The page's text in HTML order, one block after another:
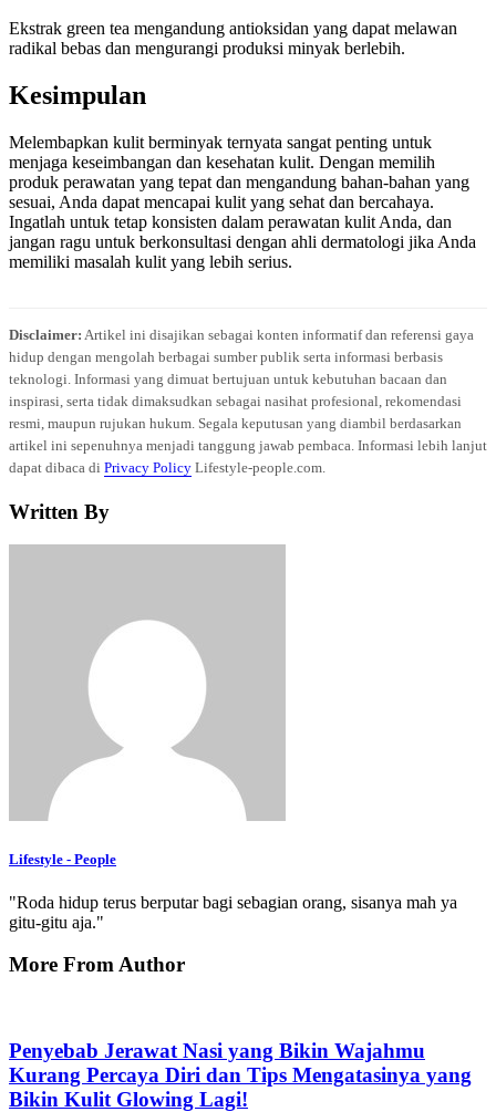
Ekstrak green tea mengandung antioksidan yang dapat melawan
radikal bebas dan mengurangi produksi minyak berlebih.
Kesimpulan
Melembapkan kulit berminyak ternyata sangat penting untuk
menjaga keseimbangan dan kesehatan kulit. Dengan memilih
produk perawatan yang tepat dan mengandung bahan-bahan yang
sesuai, Anda dapat mencapai kulit yang sehat dan bercahaya.
Ingatlah untuk tetap konsisten dalam perawatan kulit Anda, dan
jangan ragu untuk berkonsultasi dengan ahli dermatologi jika Anda
memiliki masalah kulit yang lebih serius.
Disclaimer: Artikel ini disajikan sebagai konten informatif dan referensi gaya
hidup dengan mengolah berbagai sumber publik serta informasi berbasis
teknologi. Informasi yang dimuat bertujuan untuk kebutuhan bacaan dan
inspirasi, serta tidak dimaksudkan sebagai nasihat profesional, rekomendasi
resmi, maupun rujukan hukum. Segala keputusan yang diambil berdasarkan
artikel ini sepenuhnya menjadi tanggung jawab pembaca. Informasi lebih lanjut
dapat dibaca di Privacy Policy Lifestyle-people.com.
Written By
Lifestyle - People
"Roda hidup terus berputar bagi sebagian orang, sisanya mah ya
gitu-gitu aja."
More From Author
Penyebab Jerawat Nasi yang Bikin Wajahmu
Kurang Percaya Diri dan Tips Mengatasinya yang
Bikin Kulit Glowing Lagi!